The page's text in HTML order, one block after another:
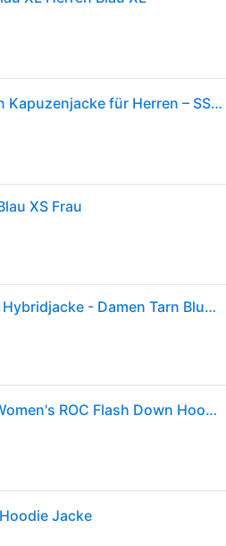
Haglofs Haglöfs ROC Flash Down Kapuzenjacke für Herren – SS26
XS Frau
Haglöfs ROC Flash Down Hood - Hybridjacke - Damen Tarn Blue L
Haglöfs, Damen, Winterjacken, Women's ROC Flash Down Hood, Blau, (S)
Jacke